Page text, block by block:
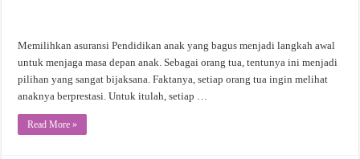
Memilihkan asuransi Pendidikan anak yang bagus menjadi langkah awal
untuk menjaga masa depan anak. Sebagai orang tua, tentunya ini menjadi
pilihan yang sangat bijaksana. Faktanya, setiap orang tua ingin melihat
anaknya berprestasi. Untuk itulah, setiap …
Read More »